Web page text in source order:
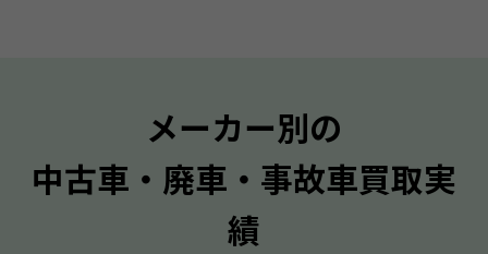
メーカー別の
中古車・廃車・事故車買取実
績